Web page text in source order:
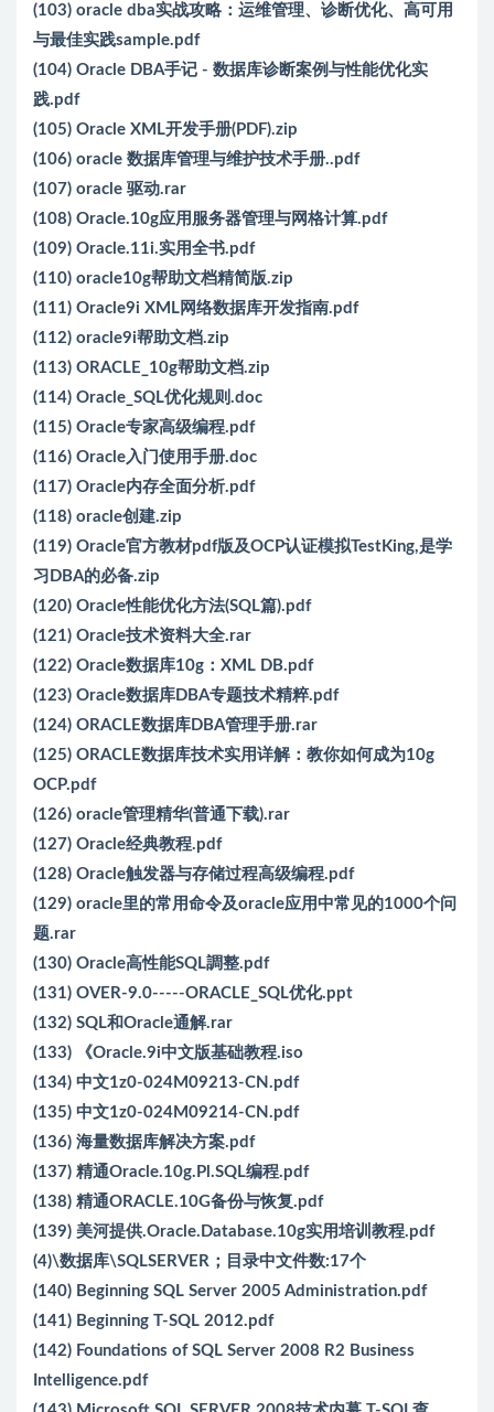
(103) oracle dba实战攻略：运维管理、诊断优化、高可用
与最佳实践sample.pdf
(104) Oracle DBA手记 - 数据库诊断案例与性能优化实
践.pdf
(105) Oracle XML开发手册(PDF).zip
(106) oracle 数据库管理与维护技术手册..pdf
(107) oracle 驱动.rar
(108) Oracle.10g应用服务器管理与网格计算.pdf
(109) Oracle.11i.实用全书.pdf
(110) oracle10g帮助文档精简版.zip
(111) Oracle9i XML网络数据库开发指南.pdf
(112) oracle9i帮助文档.zip
(113) ORACLE_10g帮助文档.zip
(114) Oracle_SQL优化规则.doc
(115) Oracle专家高级编程.pdf
(116) Oracle入门使用手册.doc
(117) Oracle内存全面分析.pdf
(118) oracle创建.zip
(119) Oracle官方教材pdf版及OCP认证模拟TestKing,是学
习DBA的必备.zip
(120) Oracle性能优化方法(SQL篇).pdf
(121) Oracle技术资料大全.rar
(122) Oracle数据库10g：XML DB.pdf
(123) Oracle数据库DBA专题技术精粹.pdf
(124) ORACLE数据库DBA管理手册.rar
(125) ORACLE数据库技术实用详解：教你如何成为10g
OCP.pdf
(126) oracle管理精华(普通下载).rar
(127) Oracle经典教程.pdf
(128) Oracle触发器与存储过程高级编程.pdf
(129) oracle里的常用命令及oracle应用中常见的1000个问
题.rar
(130) Oracle高性能SQL調整.pdf
(131) OVER-9.0-----ORACLE_SQL优化.ppt
(132) SQL和Oracle通解.rar
(133) 《Oracle.9i中文版基础教程.iso
(134) 中文1z0-024M09213-CN.pdf
(135) 中文1z0-024M09214-CN.pdf
(136) 海量数据库解决方案.pdf
(137) 精通Oracle.10g.Pl.SQL编程.pdf
(138) 精通ORACLE.10G备份与恢复.pdf
(139) 美河提供.Oracle.Database.10g实用培训教程.pdf
(4)\数据库\SQLSERVER；目录中文件数:17个
(140) Beginning SQL Server 2005 Administration.pdf
(141) Beginning T-SQL 2012.pdf
(142) Foundations of SQL Server 2008 R2 Business
Intelligence.pdf